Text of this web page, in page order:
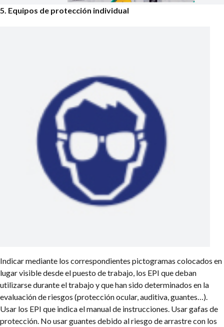
5. Equipos de protección individual
Indicar mediante los correspondientes pictogramas colocados en
lugar visible desde el puesto de trabajo, los EPI que deban
utilizarse durante el trabajo y que han sido determinados en la
evaluación de riesgos (protección ocular, auditiva, guantes…).
Usar los EPI que indica el manual de instrucciones. Usar gafas de
protección. No usar guantes debido al riesgo de arrastre con los